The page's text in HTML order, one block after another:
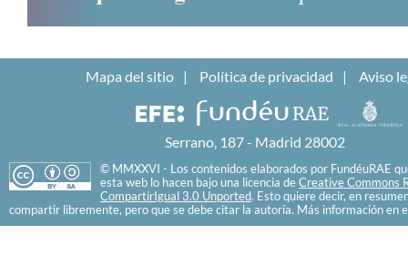
Mapa del sitio Política de privacidad Aviso
Serrano, 187 - Madrid 28002
© MMXXVI - Los contenidos elaborados por FundéuRAE
esta web lo hacen bajo una licencia de Creative Commons
CompartirIgual 3.0 Unported. Esto quiere decir, en
compartir libremente, pero que se debe citar la autoría. Más información en